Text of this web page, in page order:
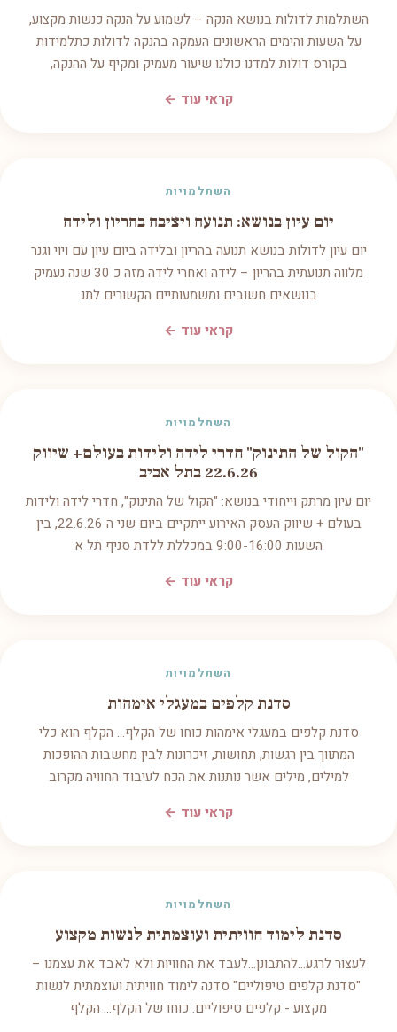
השתלמות לדולות בנושא הנקה – לשמוע על הנקה כנשות מקצוע,
על השעות והימים הראשונים העמקה בהנקה לדולות כתלמידות
בקורס דולות למדנו כולנו שיעור מעמיק ומקיף על ההנקה,
קראי עוד ←
השתלמויות
יום עיון בנושא: תנועה ויציבה בהריון ולידה
יום עיון לדולות בנושא תנועה בהריון ובלידה ביום עיון עם ויוי וגנר
מלווה תנועתית בהריון – לידה ואחרי לידה מזה כ 30 שנה נעמיק
בנושאים חשובים ומשמעותיים הקשורים לתנ
קראי עוד ←
השתלמויות
"הקול של התינוק" חדרי לידה ולידות בעולם+ שיווק
22.6.26 בתל אביב
יום עיון מרתק וייחודי בנושא: "הקול של התינוק", חדרי לידה ולידות
בעולם + שיווק העסק האירוע ייתקיים ביום שני ה 22.6.26, בין
השעות 9:00-16:00 במכללת ללדת סניף תל א
קראי עוד ←
השתלמויות
סדנת קלפים במעגלי אימהות
סדנת קלפים במעגלי אימהות כוחו של הקלף... הקלף הוא כלי
המתווך בין רגשות, תחושות, זיכרונות לבין מחשבות ההופכות
למילים, מילים אשר נותנות את הכח לעיבוד החוויה מקרוב
קראי עוד ←
השתלמויות
סדנת לימוד חוויתית ועוצמתית לנשות מקצוע
לעצור לרגע...להתבונן...לעבד את החוויות ולא לאבד את עצמנו –
"סדנת קלפים טיפוליים" סדנה לימוד חוויתית ועוצמתית לנשות
מקצוע - קלפים טיפוליים. כוחו של הקלף... הקלף